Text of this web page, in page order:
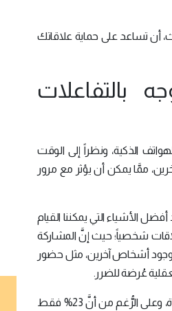
أن تساعد على حماية علاقاتك
بالتفاعلات
الذكية، ونظراً إلى الوقت
ممَّا يمكن أن يؤثر مع مرور
الأشياء التي يمكننا القيام
شخصياً؛ حيث إنَّ المشاركة
وجود أشخاص آخرين، مثل حضور
عُرضة للضرر.
إنَّ التسهيلات الكبيرة التي تقدِّمها الهواتف الذكية للقارئ، جعلت من السهل تكوين علاقات اجتماعية بنَّاءة، وعلى الرُّغم من أنَّ 23% فقط